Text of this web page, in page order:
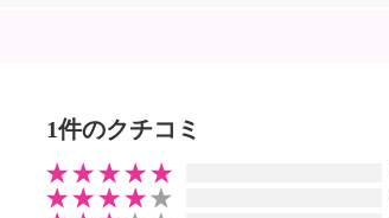
1件のクチコミ